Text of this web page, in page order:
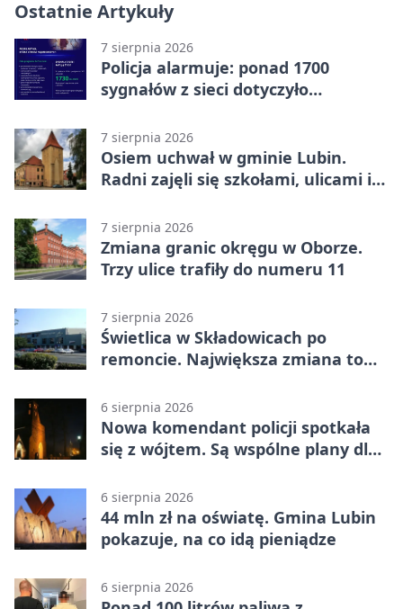
Ostatnie Artykuły
7 sierpnia 2026
Policja alarmuje: ponad 1700
sygnałów z sieci dotyczyło
7 sierpnia 2026
Osiem uchwał w gminie Lubin.
Radni zajęli się szkołami, ulicami i
7 sierpnia 2026
Zmiana granic okręgu w Oborze.
Trzy ulice trafiły do numeru 11
7 sierpnia 2026
Świetlica w Składowicach po
remoncie. Największa zmiana to
6 sierpnia 2026
Nowa komendant policji spotkała
się z wójtem. Są wspólne plany dla
6 sierpnia 2026
44 mln zł na oświatę. Gmina Lubin
pokazuje, na co idą pieniądze
6 sierpnia 2026